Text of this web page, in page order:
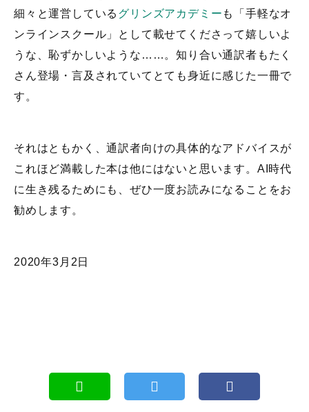
細々と運営している グリンズアカデミー も「手軽なオ
ンラインスクール」として載せてくださって嬉しいよ
うな、恥ずかしいような……。知り合い通訳者もたく
さん登場・言及されていてとても身近に感じた一冊で
す。
それはともかく、通訳者向けの具体的なアドバイスが
これほど満載した本は他にはないと思います。AI時代
に生き残るためにも、ぜひ一度お読みになることをお
勧めします。
2020年3月2日